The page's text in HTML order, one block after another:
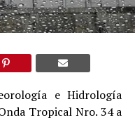
e Hidrología
Tropical Nro. 34 a